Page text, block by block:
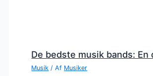
De bedste musik bands:
Musik / Af Musiker